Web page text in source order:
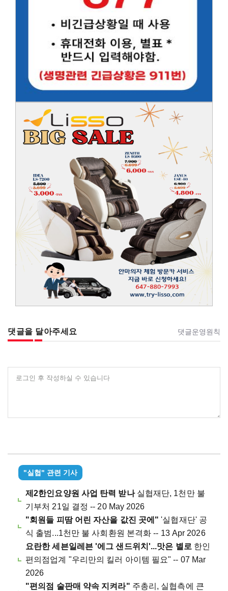
댓글을 달아주세요 댓글운영원칙
로그인 후 작성하실 수 있습니다
"실협" 관련 기사
제2한인요양원 사업 탄력 받나 실협재단, 1천만 불
기부처 21일 결정 -- 20 May 2026
"회원들 피땀 어린 자산을 값진 곳에" '실협재단' 공
식 출범...1천만 불 사회환원 본격화 -- 13 Apr 2026
요란한 세븐일레븐 '에그 샌드위치'...맛은 별로 한인
편의점업계 "우리만의 킬러 아이템 필요" -- 07 Mar
2026
"편의점 술판매 약속 지켜라" 주총리, 실협측에 큰